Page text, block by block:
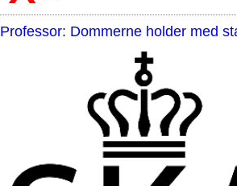
Professor: Dommerne holder med